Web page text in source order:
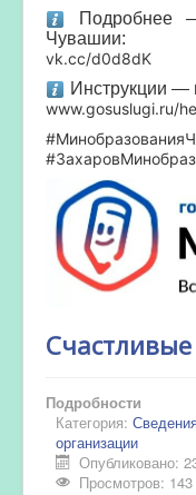
Подробнее
Чувашии:
vk.cc/d0d8dK
Инструкции —
www.gosuslugi.ru/
Подробности
Категория:
организации
Опубликовано:
Просмотров: 143